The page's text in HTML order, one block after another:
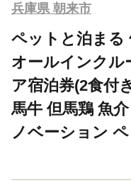
兵庫県 朝来市
ペットと泊まる
オールインクル
ア宿泊券(2食付
馬牛 但馬鶏 魚
ノベーション